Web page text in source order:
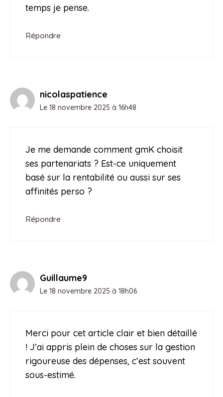
temps je pense.
Répondre
nicolaspatience
Le 18 novembre 2025 à 16h48
Je me demande comment gmK choisit
ses partenariats ? Est-ce uniquement
basé sur la rentabilité ou aussi sur ses
affinités perso ?
Répondre
Guillaume9
Le 18 novembre 2025 à 18h06
Merci pour cet article clair et bien détaillé
! J’ai appris plein de choses sur la gestion
rigoureuse des dépenses, c’est souvent
sous-estimé.